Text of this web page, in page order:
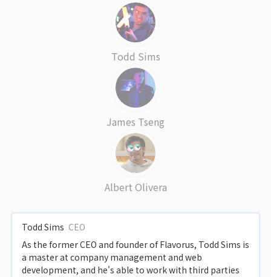
Todd Sims
James Tseng
Albert Olivera
Todd Sims CEO
As the former CEO and founder of Flavorus, Todd Sims is
a master at company management and web
development, and he's able to work with third parties